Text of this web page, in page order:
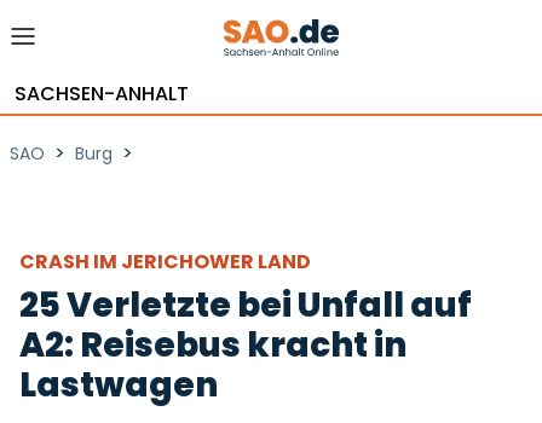
SACHSEN-ANHALT
SAO > Burg >
CRASH IM JERICHOWER LAND
25 Verletzte bei Unfall auf
A2: Reisebus kracht in
Lastwagen